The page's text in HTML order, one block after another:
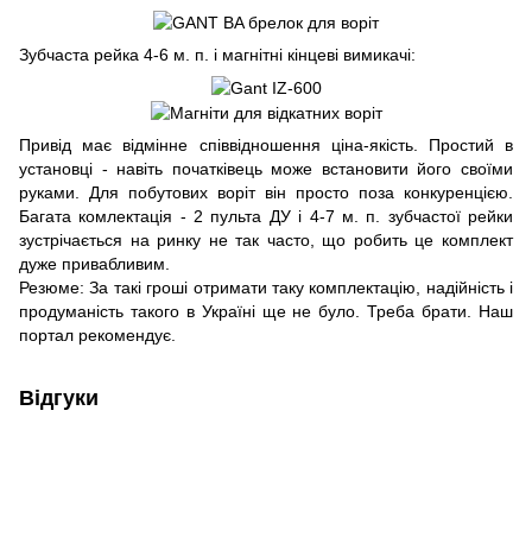
Зубчаста рейка 4-6 м. п. і магнітні кінцеві вимикачі:
Привід має відмінне співвідношення ціна-якість. Простий в
установці - навіть початківець може встановити його своїми
руками. Для побутових воріт він просто поза конкуренцією.
Багата комлектація - 2 пульта ДУ і 4-7 м. п. зубчастої рейки
зустрічається на ринку не так часто, що робить це комплект
дуже привабливим.
Резюме: За такі гроші отримати таку комплектацію, надійність і
продуманість такого в Україні ще не було. Треба брати. Наш
портал рекомендує.
Відгуки